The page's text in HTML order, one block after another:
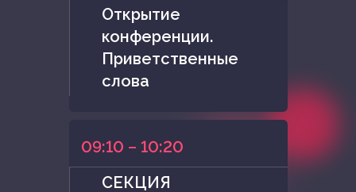
Открытие
конференции.
Приветственные
слова
09:10 – 10:20
СЕКЦИЯ